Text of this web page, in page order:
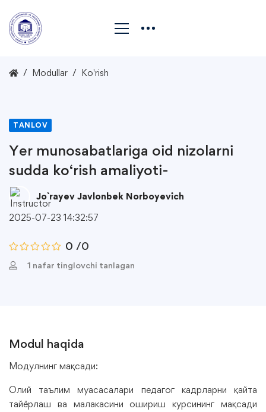
Modullar Ko'rish
TANLOV
Yer munosabatlariga oid nizolarni
sudda ko‘rish amaliyoti-
Jo`rayev Javlonbek Norboyevich
2025-07-23 14:32:57
0 /0
1 nafar tinglovchi tanlagan
Modul haqida
Модулнинг мақсади:
Олий таълим муасасалари педагог кадрларни қайта
тайёрлаш ва малакасини ошириш курсининг мақсади